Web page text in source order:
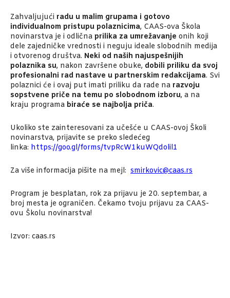
Zahvaljujući radu u malim grupama i gotovo
individualnom pristupu polaznicima, CAAS-ova Škola
novinarstva je i odlična prilika za umrežavanje onih koji
dele zajedničke vrednosti i neguju ideale slobodnih medija
i otvorenog društva. Neki od naših najuspešnijih
polaznika su, nakon završene obuke, dobili priliku da svoj
profesionalni rad nastave u partnerskim redakcijama. Svi
polaznici će i ovaj put imati priliku da rade na razvoju
sopstvene priče na temu po slobodnom izboru, a na
kraju programa biraće se najbolja priča.
Ukoliko ste zainteresovani za učešće u CAAS-ovoj Školi
novinarstva, prijavite se preko sledećeg
linka: https://goo.gl/forms/tvpRcW1kuWQdolil1
Za više informacija pišite na mejl: smirkovic@caas.rs
Program je besplatan, rok za prijavu je 20. septembar, a
broj mesta je ograničen. Čekamo tvoju prijavu za CAAS-
ovu Školu novinarstva!
Izvor: caas.rs